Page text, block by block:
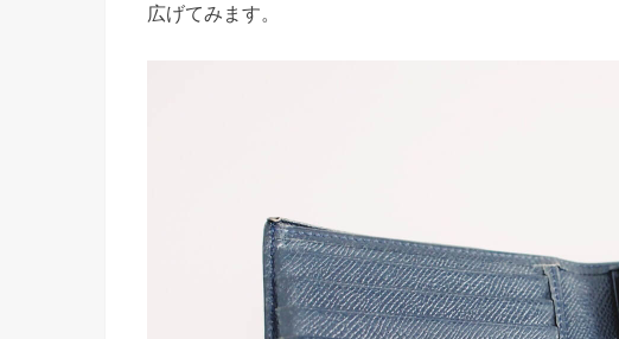
広げてみます。